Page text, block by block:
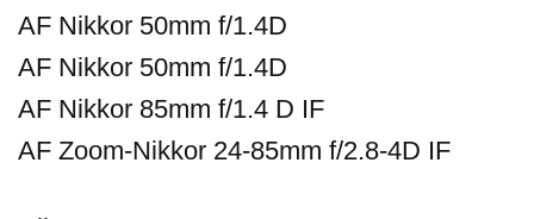
AF Nikkor 50mm f/1.4D
AF Nikkor 50mm f/1.4D
AF Nikkor 85mm f/1.4 D IF
AF Zoom-Nikkor 24-85mm f/2.8-4D IF